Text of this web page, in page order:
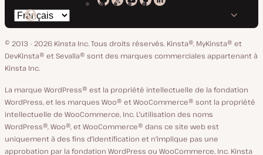
Kinsta
GitHub
Kinsta
X
Kinsta
YouTube
Kinsta
Facebook
Kinsta
LinkedIn
Changer
de
langue
© 2013 - 2026 Kinsta Inc. Tous droits réservés. Kinsta®, MyKinsta® et
DevKinsta® et Sevalla® sont des marques commerciales appartenant à
Kinsta Inc.
La marque WordPress® est la propriété intellectuelle de la fondation
WordPress, et les marques Woo® et WooCommerce® sont la propriété
intellectuelle de WooCommerce, Inc. L'utilisation des noms
WordPress®, Woo®, et WooCommerce® dans ce site web est
uniquement à des fins d'identification et n'implique pas une
approbation par la fondation WordPress ou WooCommerce, Inc. Kinsta